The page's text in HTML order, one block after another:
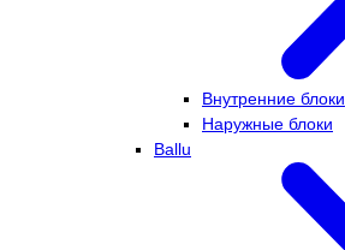
Внутренние блоки
Наружные блоки
Ballu